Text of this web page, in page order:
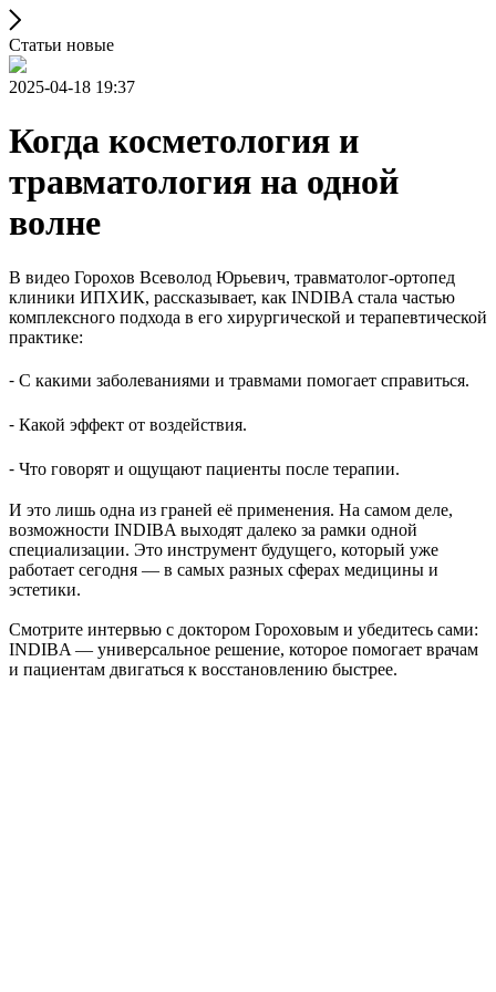
Статьи новые
2025-04-18 19:37
Когда косметология и
травматология на одной
волне
В видео Горохов Всеволод Юрьевич, травматолог-ортопед
клиники ИПХИК, рассказывает, как INDIBA стала частью
комплексного подхода в его хирургической и терапевтической
практике:
⁃ С какими заболеваниями и травмами помогает справиться.
⁃ Какой эффект от воздействия.
⁃ Что говорят и ощущают пациенты после терапии.
И это лишь одна из граней её применения. На самом деле,
возможности INDIBA выходят далеко за рамки одной
специализации. Это инструмент будущего, который уже
работает сегодня — в самых разных сферах медицины и
эстетики.
Смотрите интервью с доктором Гороховым и убедитесь сами:
INDIBA — универсальное решение, которое помогает врачам
и пациентам двигаться к восстановлению быстрее.